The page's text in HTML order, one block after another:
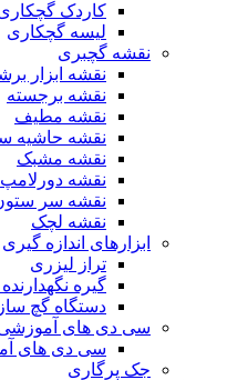
کاردک
لیسه گچکاری
نقشه گچبری
نقشه ابزار
نقشه برجسته
نقشه مطیف
نقشه حاشیه
نقشه مشبک
نقشه دورلامپ
نقشه سر
نقشه لچک
ابزارهای اندازه گیری
تراز لیزری
گیره
دستگاه گچ ساز
سی دی های
سی دی های
جک پرگاری